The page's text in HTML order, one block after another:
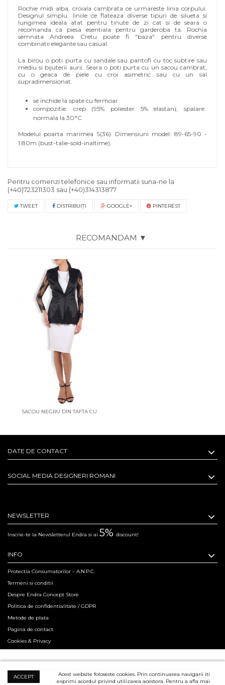
Rochie midi alba, croiala cambrata ce urmareste linia corpului.
Designul simplu, liniile ce flateaza diverse tipuri de silueta si
lungimea ideala atat pentru tinute de zi cat si de seara o
recomanda ca piesa esentiala pentru garderoba ta. Rochia
semnata Andreea Cretu poate fi "baza" pentru diverse
combinatii elegante sau casual.
La birou o poti purta cu sandale sau pantofi cu toc subtire sau
mediu si bijuterii aurii. Seara o poti purta cu un sacou cambrat,
cu o geaca de piele cu croi asimetric sau cu un sal
supradimensionat.
se inchide la spate cu fermoar
compozitie: crep (95% poliester 5% elastan); spalare
normala la 30°C
Modelul poarta marimea S(36). Dimensiuni model: 89-65-90 -
1.80m (bust-talie-sold-inaltime).
Pentru comenzi telefonice sau informatii suna-ne la
(+40)723211303 sau (+40)314313877
TWEET DISTRIBUIŢI GOOGLE+ PINTEREST
RECOMANDAM ▼
SACOU NEGRU DIN TAFTA CU
DATE DE CONTACT
SOCIAL MEDIA DESIGNERI ROMANI
NEWSLETTER
Inscrie-te la Newsletterul Endra si ai 5% discount!
INFO
Protectia Consumatorilor – A.N.P.C.
Termeni si conditii
Despre Endra Concept Store
Politica de confidentialitate / GDPR
Metode de plata
Pagina de contact
Cookies & Privacy
Hosted & Powered by Creation Code since 2011. Copyright 2015 ENDRA® All
ACCEPT
Acest website foloseste cookies. Prin continuarea navigarii iti
exprimi acordul privind utilizarea acestora. Pentru a afla mai